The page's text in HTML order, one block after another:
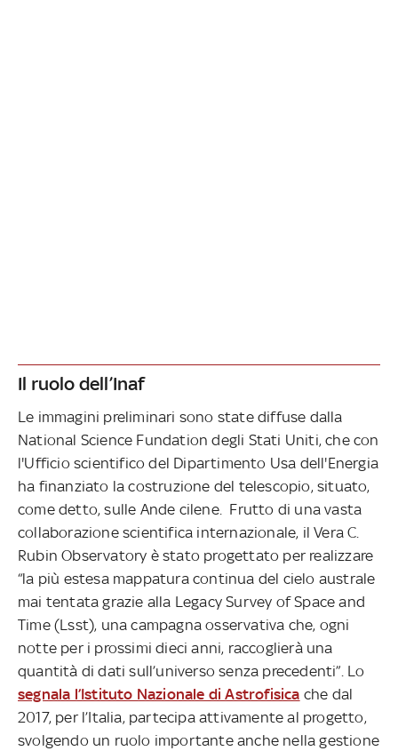
Il ruolo dell’Inaf
Le immagini preliminari sono state diffuse dalla
National Science Fundation degli Stati Uniti, che con
l'Ufficio scientifico del Dipartimento Usa dell'Energia
ha finanziato la costruzione del telescopio, situato,
come detto, sulle Ande cilene. Frutto di una vasta
collaborazione scientifica internazionale, il Vera C.
Rubin Observatory è stato progettato per realizzare
“la più estesa mappatura continua del cielo australe
mai tentata grazie alla Legacy Survey of Space and
Time (Lsst), una campagna osservativa che, ogni
notte per i prossimi dieci anni, raccoglierà una
quantità di dati sull’universo senza precedenti”. Lo
segnala l’Istituto Nazionale di Astrofisica che dal
2017, per l’Italia, partecipa attivamente al progetto,
svolgendo un ruolo importante anche nella gestione